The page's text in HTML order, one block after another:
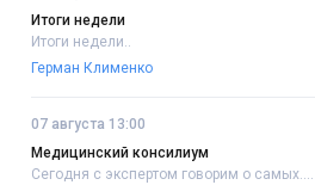
Итоги недели
Итоги недели..
Герман Клименко
07 августа 13:00
Медицинский консилиум
Сегодня с экспертом говорим о самых....